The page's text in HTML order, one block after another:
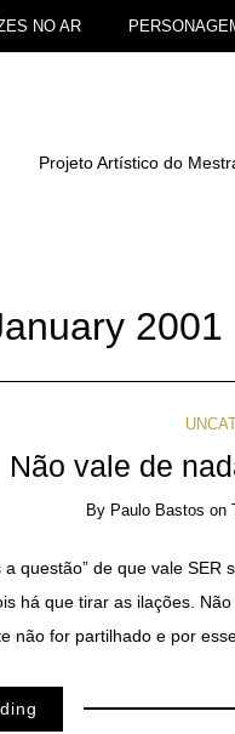
NO AR
Projeto Artístico do
2001
Não vale de
By Paulo Bastos on
a questão” de que vale
há que tirar as ilações.
não for partilhado e por